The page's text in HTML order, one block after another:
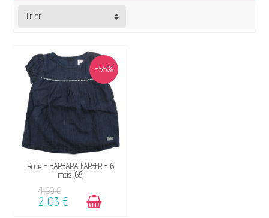
Trier
-55%
DISPONIBLE
Robe - BARBARA FARBER - 6
mois (68)
4,50 €
2,03 €